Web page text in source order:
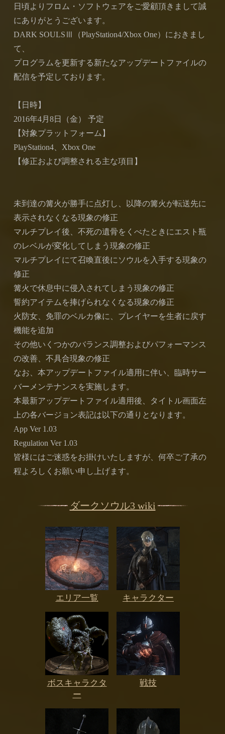
日頃よりフロム・ソフトウェアをご愛顧頂きまして誠
にありがとうございます。
DARK SOULSⅢ（PlayStation4/Xbox One）におきまし
て、
プログラムを更新する新たなアップデートファイルの
配信を予定しております。
【日時】
2016年4月8日（金） 予定
【対象プラットフォーム】
PlayStation4、Xbox One
【修正および調整される主な項目】
未到達の篝火が勝手に点灯し、以降の篝火が転送先に
表示されなくなる現象の修正
マルチプレイ後、不死の遺骨をくべたときにエスト瓶
のレベルが変化してしまう現象の修正
マルチプレイにて召喚直後にソウルを入手する現象の
修正
篝火で休息中に侵入されてしまう現象の修正
誓約アイテムを捧げられなくなる現象の修正
火防女、免罪のベルカ像に、プレイヤーを生者に戻す
機能を追加
その他いくつかのバランス調整およびパフォーマンス
の改善、不具合現象の修正
なお、本アップデートファイル適用に伴い、臨時サー
バーメンテナンスを実施します。
本最新アップデートファイル適用後、タイトル画面左
上の各バージョン表記は以下の通りとなります。
App Ver 1.03
Regulation Ver 1.03
皆様にはご迷惑をお掛けいたしますが、何卒ご了承の
程よろしくお願い申し上げます。
ダークソウル3 wiki
エリア一覧 キャラクター
ボスキャラクタ
ー
戦技